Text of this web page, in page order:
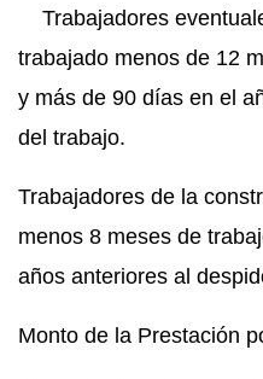
Trabajadores
trabajado menos de 12
y más de 90 días en el
del trabajo.
Trabajadores de la
menos 8 meses de
años anteriores al
Monto de la Prestación